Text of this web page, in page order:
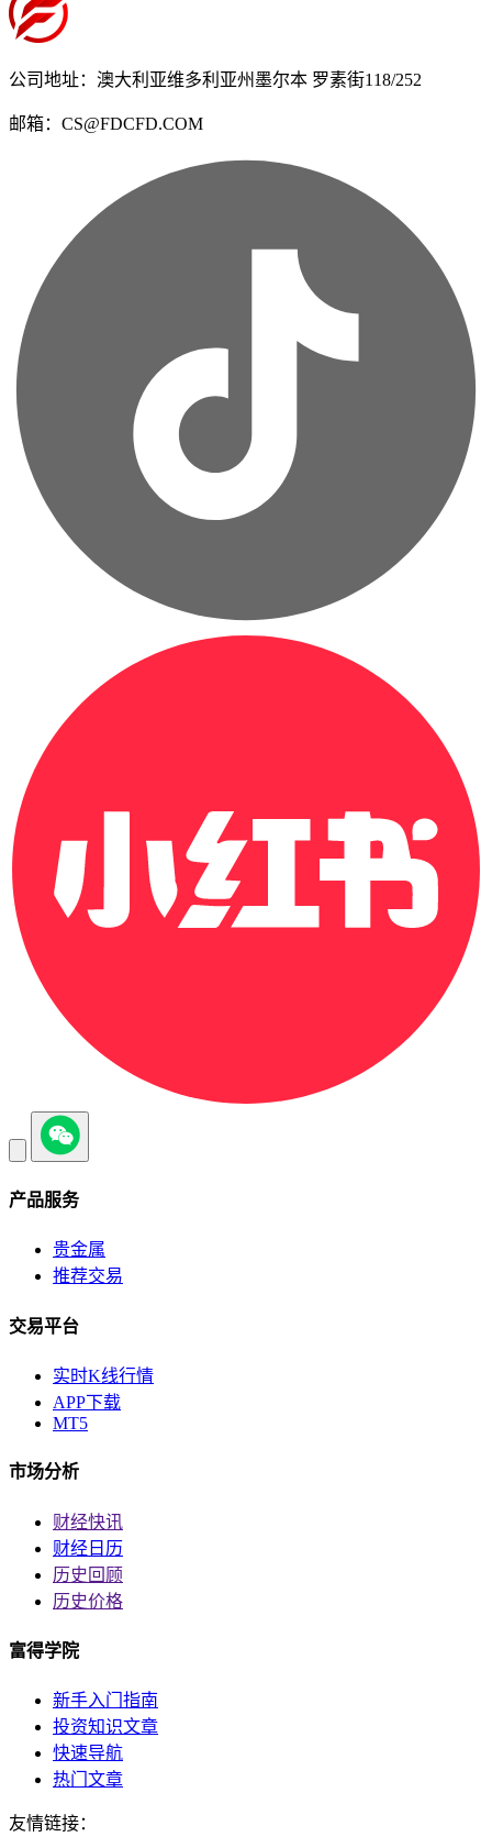
公司地址：澳大利亚维多利亚州墨尔本 罗素街118/252
邮箱：CS@FDCFD.COM
产品服务
贵金属
推荐交易
交易平台
实时K线行情
APP下载
MT5
市场分析
财经快讯
财经日历
历史回顾
历史价格
富得学院
新手入门指南
投资知识文章
快速导航
热门文章
友情链接：